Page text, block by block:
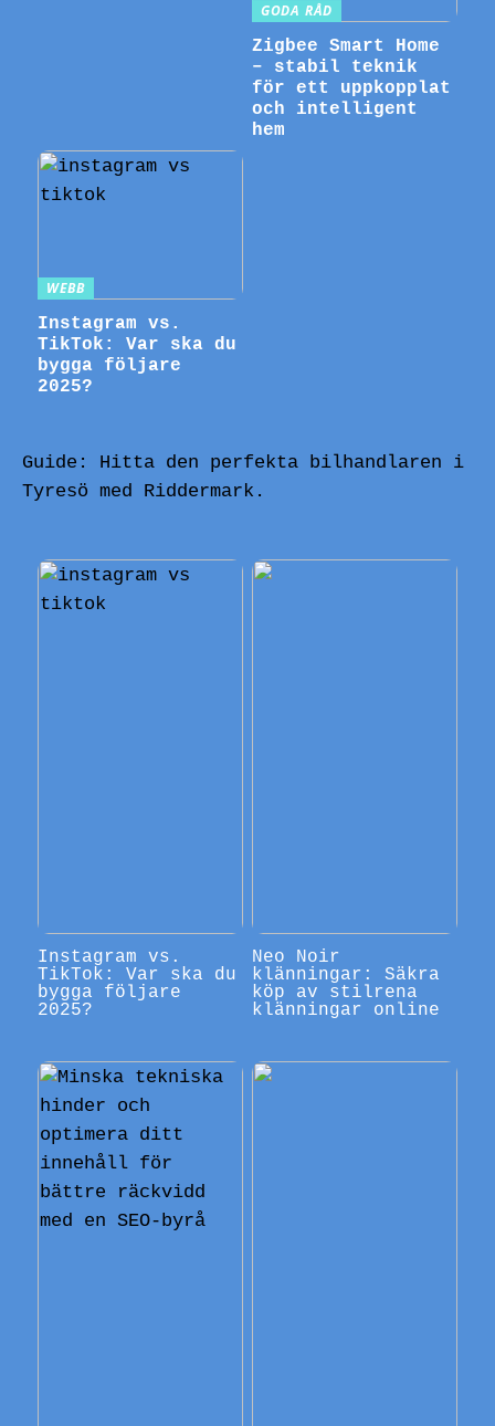
GODA RÅD
Zigbee Smart Home
– stabil teknik
för ett uppkopplat
och intelligent
hem
WEBB
Instagram vs.
TikTok: Var ska du
bygga följare
2025?
Guide: Hitta den perfekta bilhandlaren i
Tyresö med Riddermark.
Instagram vs.
TikTok: Var ska du
bygga följare
2025?
Neo Noir
klänningar: Säkra
köp av stilrena
klänningar online